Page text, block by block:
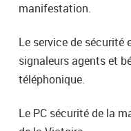
manifestation.
Le service de sécurité
signaleurs agents et
téléphonique.
Le PC sécurité de la